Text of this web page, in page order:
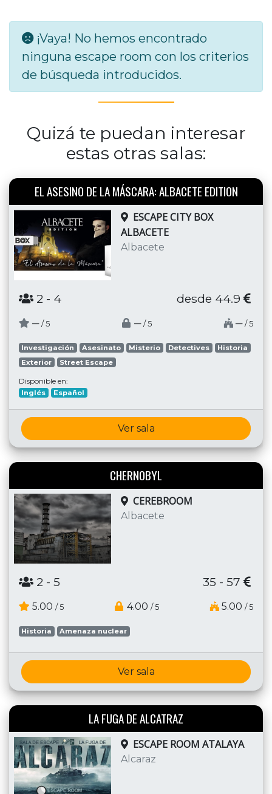
¡Vaya! No hemos encontrado
ninguna escape room con los criterios
de búsqueda introducidos.
Quizá te puedan interesar
estas otras salas:
EL ASESINO DE LA MÁSCARA: ALBACETE EDITION
ESCAPE CITY BOX
ALBACETE
Albacete
2 - 4 desde 44.9
─ / 5 ─ / 5 ─ / 5
Investigación Asesinato Misterio Detectives
Historia
Exterior
Street Escape
Disponible en:
Inglés Español
Ver sala
CHERNOBYL
CEREBROOM
Albacete
2 - 5 35 - 57
5.00 / 5 4.00 / 5 5.00 / 5
Historia Amenaza nuclear
Ver sala
LA FUGA DE ALCATRAZ
ESCAPE ROOM ATALAYA
Alcaraz